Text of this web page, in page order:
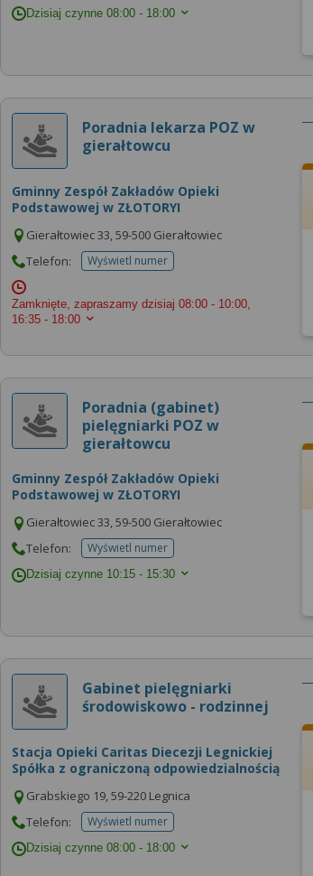
Dzisiaj czynne 08:00 - 18:00
Poradnia lekarza POZ w
gierałtowcu
Gminny Zespół Zakładów Opieki
Podstawowej w ZŁOTORYI
Gierałtowiec 33, 59-500 Gierałtowiec
Telefon:
Wyświetl numertelefonu do placowki
Zamknięte, zapraszamy dzisiaj 08:00 - 10:00,
16:35 - 18:00
Poradnia (gabinet)
pielęgniarki POZ w
gierałtowcu
Gminny Zespół Zakładów Opieki
Podstawowej w ZŁOTORYI
Gierałtowiec 33, 59-500 Gierałtowiec
Telefon:
Wyświetl numertelefonu do placowki
Dzisiaj czynne 10:15 - 15:30
Gabinet pielęgniarki
środowiskowo - rodzinnej
Stacja Opieki Caritas Diecezji Legnickiej
Spółka z ograniczoną odpowiedzialnością
Grabskiego 19, 59-220 Legnica
Telefon:
Wyświetl numertelefonu do placowki
Dzisiaj czynne 08:00 - 18:00